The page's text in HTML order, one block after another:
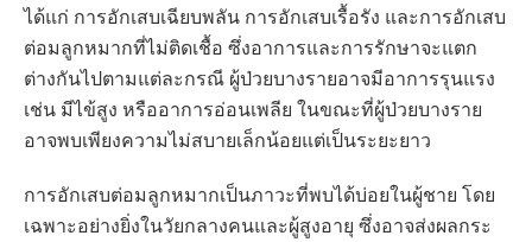
ได้แก่ การอักเสบเฉียบพลัน การอักเสบเรื้อรัง และการอักเสบ
ต่อมลูกหมากที่ไม่ติดเชื้อ ซึ่งอาการและการรักษาจะแตก
ต่างกันไปตามแต่ละกรณี ผู้ป่วยบางรายอาจมีอาการรุนแรง
เช่น มีไข้สูง หรืออาการอ่อนเพลีย ในขณะที่ผู้ป่วยบางราย
อาจพบเพียงความไม่สบายเล็กน้อยแต่เป็นระยะยาว
การอักเสบต่อมลูกหมากเป็นภาวะที่พบได้บ่อยในผู้ชาย โดย
เฉพาะอย่างยิ่งในวัยกลางคนและผู้สูงอายุ ซึ่งอาจส่งผลกระ